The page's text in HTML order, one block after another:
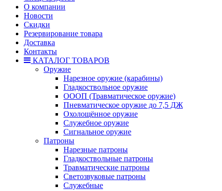
О компании
Новости
Скидки
Резервирование товара
Доставка
Контакты
КАТАЛОГ ТОВАРОВ
Оружие
Нарезное оружие (карабины)
Гладкоствольное оружие
ОООП (Травматическое оружие)
Пневматическое оружие до 7,5 ДЖ
Охолощённое оружие
Служебное оружие
Сигнальное оружие
Патроны
Нарезные патроны
Гладкоствольные патроны
Травматические патроны
Светозвуковые патроны
Служебные